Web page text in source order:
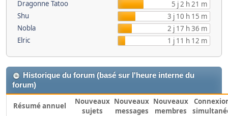
Dragonne Tatoo
5 j 2 h 21 m
Shu
3 j 10 h 15 m
Nobla
2 j 17 h 36 m
Elric
1 j 11 h 12 m
Historique du forum (basé sur l'heure interne du
forum)
Résumé annuel
Nouveaux
sujets
Nouveaux
messages
Nouveaux
membres